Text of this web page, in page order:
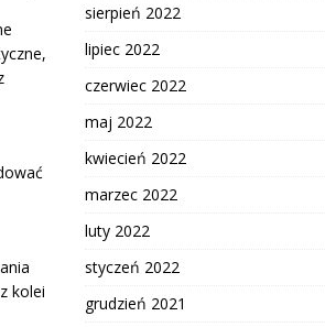
kolei
sierpień 2022
lipiec 2022
czerwiec 2022
maj 2022
kwiecień 2022
marzec 2022
luty 2022
styczeń 2022
grudzień 2021